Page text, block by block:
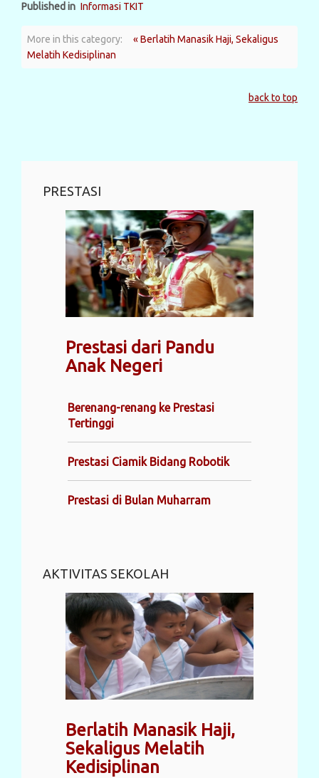
Published in Informasi TKIT
More in this category:
« Berlatih Manasik Haji, Sekaligus
Melatih Kedisiplinan
back to top
PRESTASI
Prestasi dari Pandu
Anak Negeri
Berenang-renang ke Prestasi
Tertinggi
Prestasi Ciamik Bidang Robotik
Prestasi di Bulan Muharram
AKTIVITAS SEKOLAH
Berlatih Manasik Haji,
Sekaligus Melatih
Kedisiplinan